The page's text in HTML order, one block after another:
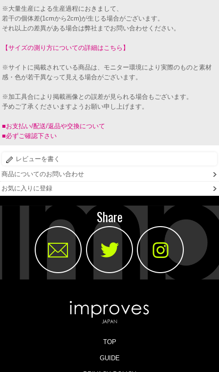
※大量生産による生産過程におきまして、
若干の個体差(1cmから2cm)が生じる場合がございます。
それ以上の差異がある場合は弊社までお問い合わせください。
【サイズの測り方についての詳細はこちら】
※サイトに掲載されている商品は、モニター環境により実際のものと素材
感・色が若干異なって見える場合がございます。
※加工具合により掲載画像との誤差が見られる場合もございます。
予めご了承くださいますようお願い申し上げます。
■お支払い/配送/返品や交換について
■必ずご確認下さい
レビューを書く
商品についてのお問い合わせ
お気に入りに登録
Share
TOP
GUIDE